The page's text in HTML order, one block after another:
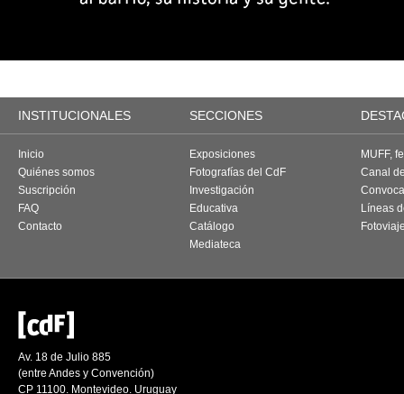
INSTITUCIONALES SECCIONES
Inicio
Quiénes somos
Suscripción
FAQ
Contacto
Exposiciones
Fotografías del CdF
Investigación
Educativa
Catálogo
Mediateca
MUFF,
Canal
Líneas
Av. 18 de Julio 885
(entre Andes y Convención)
CP 11100. Montevideo. Uruguay